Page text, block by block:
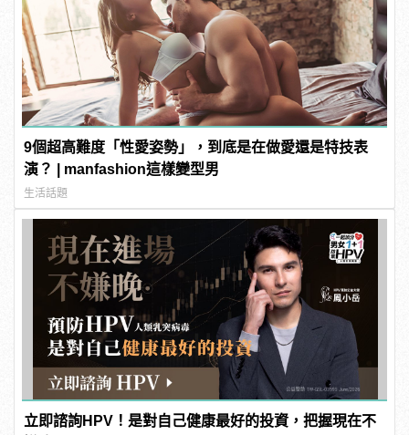
9個超高難度「性愛姿勢」，到底是在做愛還是特技表
演？ | manfashion這樣變型男
生活話題
立即諮詢HPV！是對自己健康最好的投資，把握現在不